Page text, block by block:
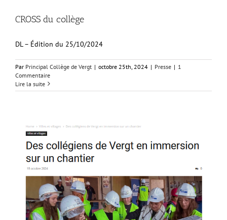
CROSS du collège
DL – Édition du 25/10/2024
Par Principal Collège de Vergt | octobre 25th, 2024 | Presse | 1
Commentaire
Lire la suite